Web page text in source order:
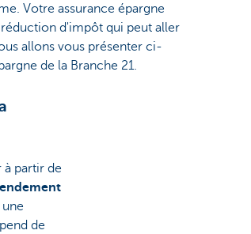
Votre assurance épargne
d'impôt qui peut aller
allons vous présenter ci-
de la Branche 21.
à partir de
de